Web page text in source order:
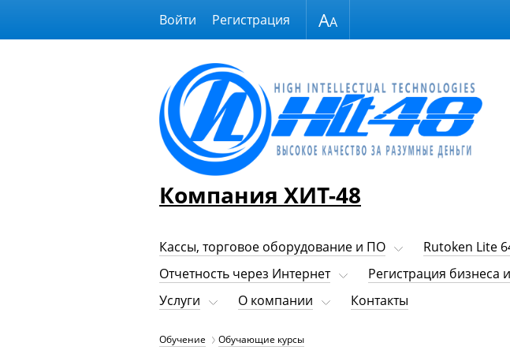
Размер шрифта
Компания ХИТ-48
Войти Регистрация
Кассы, торговое оборудование и ПО Rutoken Lite
Отчетность через Интернет
Регистрация бизнеса
Услуги
О компании Контакты
Обучение Обучающие курсы